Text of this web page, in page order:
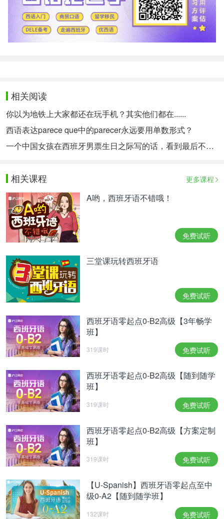
相关阅读
你以为地铁上大家都还在玩手机？其实他们都在......
西语表达parece que中的parecer永远要用单数形式？
一个中国女孩在西班牙男票生日之际写的话，看到最后不禁落泪
相关课程 更多课程
A哟，西班牙语不错哦！
免费试听
三堂课玩转西班牙语
免费试听
西班牙语零起点0-B2高级【3年畅学
班】
319课时 免费试听
西班牙语零起点0-B2高级【随到随学
班】
319课时 免费试听
西班牙语零起点0-B2高级【方案定制
班】
319课时 免费试听
【U-Spanish】西班牙语零起点至中
级0-A2【随到随学班】
132课时 免费试听